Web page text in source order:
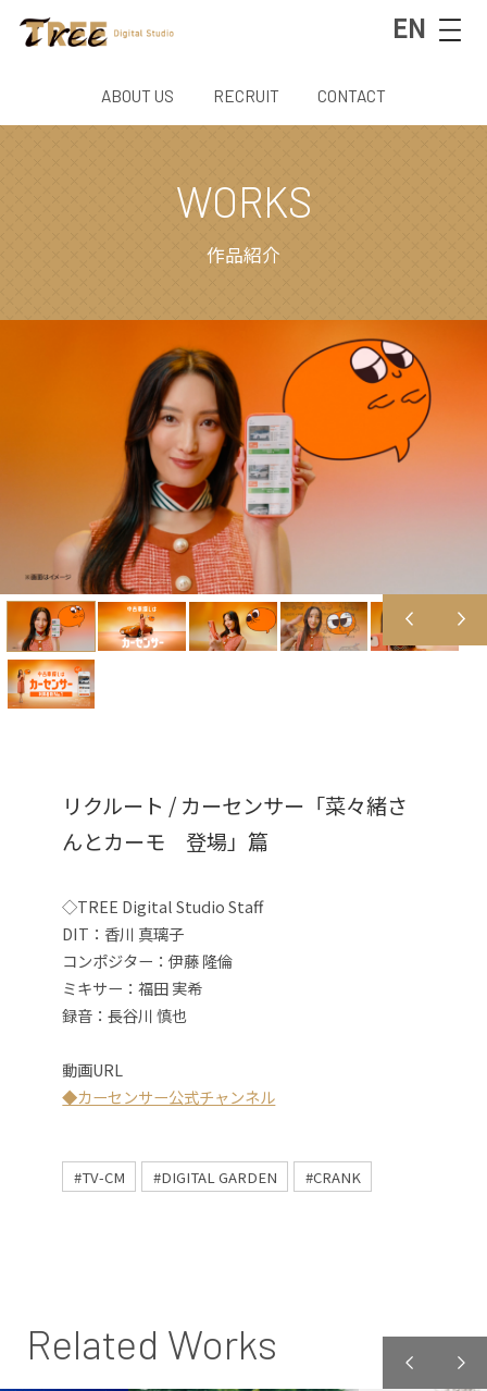
EN
ABOUT US RECRUIT CONTACT
WORKS
作品紹介
リクルート / カーセンサー「菜々緒さ
んとカーモ 登場」篇
◇TREE Digital Studio Staff
DIT：香川 真璃子
コンポジター：伊藤 隆倫
ミキサー：福田 実希
録音：長谷川 慎也
動画URL
◆カーセンサー公式チャンネル
#TV-CM #DIGITAL GARDEN #CRANK
Related Works